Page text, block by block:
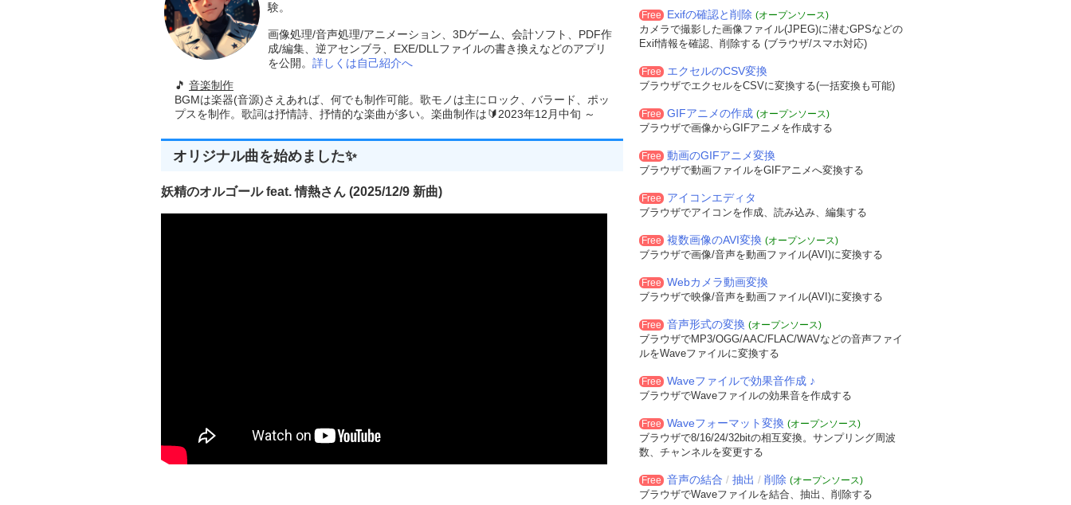
験。
画像処理/音声処理/アニメーション、3Dゲーム、会計ソフト、PDF作
成/編集、逆アセンブラ、EXE/DLLファイルの書き換えなどのアプリ
を公開。 詳しくは自己紹介へ
🎵 音楽制作
BGMは楽器(音源)さえあれば、何でも制作可能。歌モノは主にロック、バラード、ポッ
プスを制作。歌詞は抒情詩、抒情的な楽曲が多い。楽曲制作は🔰2023年12月中旬 ～
オリジナル曲を始めました✨
妖精のオルゴール feat. 情熱さん (2025/12/9 新曲)
Free Exifの確認と削除 (オープンソース)
カメラで撮影した画像ファイル(JPEG)に潜むGPSなどの
Exif情報を確認、削除する (ブラウザ/スマホ対応)
Free エクセルのCSV変換
ブラウザでエクセルをCSVに変換する(一括変換も可能)
Free GIFアニメの作成 (オープンソース)
ブラウザで画像からGIFアニメを作成する
Free 動画のGIFアニメ変換
ブラウザで動画ファイルをGIFアニメへ変換する
Free アイコンエディタ
ブラウザでアイコンを作成、読み込み、編集する
Free 複数画像のAVI変換 (オープンソース)
ブラウザで画像/音声を動画ファイル(AVI)に変換する
Free Webカメラ動画変換
ブラウザで映像/音声を動画ファイル(AVI)に変換する
Free 音声形式の変換 (オープンソース)
ブラウザでMP3/OGG/AAC/FLAC/WAVなどの音声ファイ
ルをWaveファイルに変換する
Free Waveファイルで効果音作成 ♪
ブラウザでWaveファイルの効果音を作成する
Free Waveフォーマット変換 (オープンソース)
ブラウザで8/16/24/32bitの相互変換。サンプリング周波
数、チャンネルを変更する
Free 音声の結合 / 抽出 / 削除 (オープンソース)
ブラウザでWaveファイルを結合、抽出、削除する